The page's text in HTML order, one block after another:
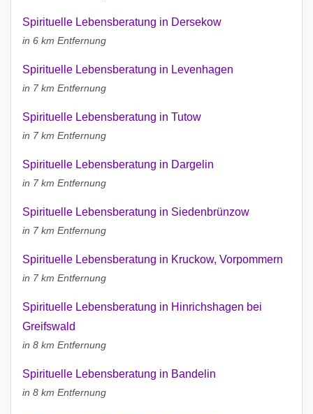
Spirituelle Lebensberatung in Dersekow
in 6 km Entfernung
Spirituelle Lebensberatung in Levenhagen
in 7 km Entfernung
Spirituelle Lebensberatung in Tutow
in 7 km Entfernung
Spirituelle Lebensberatung in Dargelin
in 7 km Entfernung
Spirituelle Lebensberatung in Siedenbrünzow
in 7 km Entfernung
Spirituelle Lebensberatung in Kruckow, Vorpommern
in 7 km Entfernung
Spirituelle Lebensberatung in Hinrichshagen bei
Greifswald
in 8 km Entfernung
Spirituelle Lebensberatung in Bandelin
in 8 km Entfernung